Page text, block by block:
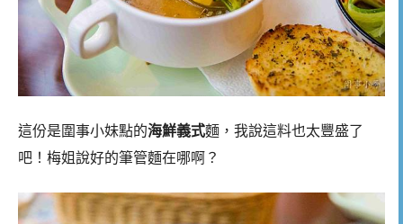
這份是圍事小妹點的海鮮義式麵，我說這料也太豐盛了
吧！梅姐說好的筆管麵在哪啊？